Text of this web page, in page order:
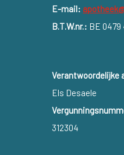
E-mail:
B.T.W.nr.: BE 0479
Verantwoordelijke
Els Desaele
312304